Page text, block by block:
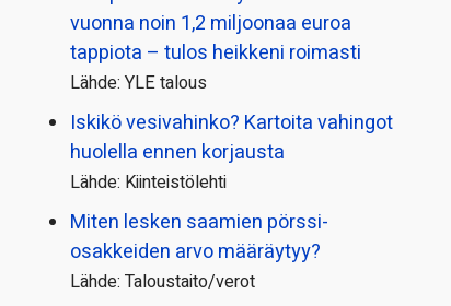
vuonna noin 1,2 miljoonaa euroa
tappiota – tulos heikkeni roimasti
Lähde: YLE talous
Iskikö vesivahinko? Kartoita vahingot
huolella ennen korjausta
Lähde: Kiinteistölehti
Miten lesken saamien pörssi­
osakkeiden arvo määräytyy?
Lähde: Taloustaito/verot